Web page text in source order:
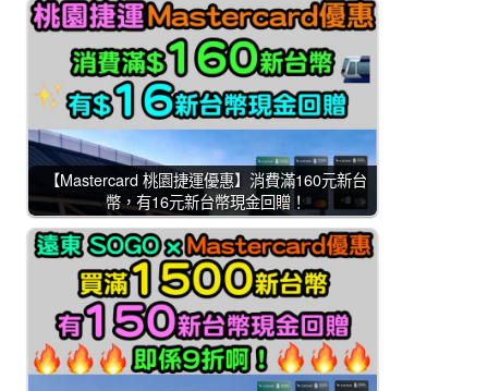
【Mastercard 桃園捷運優惠】消費滿160元新台
幣，有16元新台幣現金回贈！